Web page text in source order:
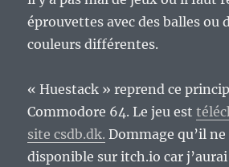
éprouvettes avec des balles ou
couleurs différentes.
« Huestack » reprend ce
Commodore 64. Le jeu est
site csdb.dk. Dommage qu’il
disponible sur itch.io car